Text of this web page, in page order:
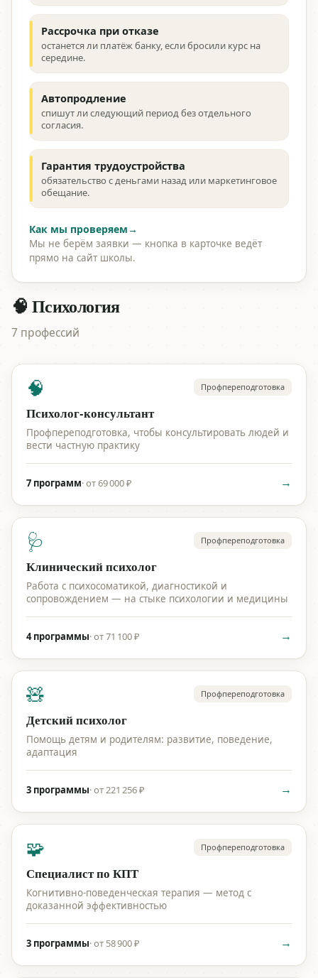
Рассрочка при отказе
останется ли платёж банку, если бросили курс на
середине.
Автопродление
спишут ли следующий период без отдельного
согласия.
Гарантия трудоустройства
обязательство с деньгами назад или маркетинговое
обещание.
Как мы проверяем→
Мы не берём заявки — кнопка в карточке ведёт
прямо на сайт школы.
🧠 Психология
7 профессий
🧠 Профпереподготовка
Психолог-консультант
Профпереподготовка, чтобы консультировать людей и
вести частную практику
7 программ·от 69 000 ₽ →
🩺 Профпереподготовка
Клинический психолог
Работа с психосоматикой, диагностикой и
сопровождением — на стыке психологии и медицины
4 программы·от 71 100 ₽ →
🧸 Профпереподготовка
Детский психолог
Помощь детям и родителям: развитие, поведение,
адаптация
3 программы·от 221 256 ₽ →
🧩 Профпереподготовка
Специалист по КПТ
Когнитивно-поведенческая терапия — метод с
доказанной эффективностью
3 программы·от 58 900 ₽ →